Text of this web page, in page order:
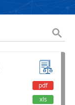
pdf
xls